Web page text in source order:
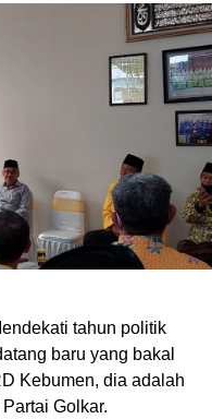
tahun politik
baru yang bakal
Kebumen, dia adalah
Golkar.